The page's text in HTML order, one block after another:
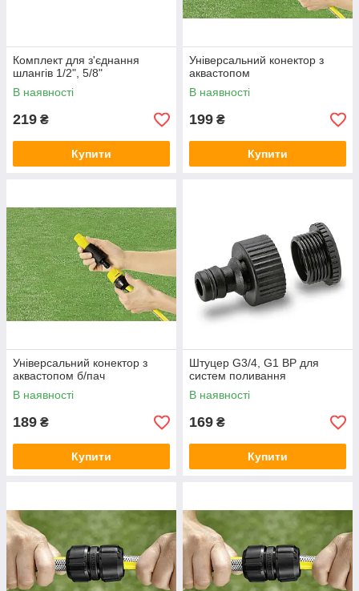
Комплект для з'єднання
шлангів 1/2", 5/8"
В наявності
219 ₴
Купити
Універсальний конектор з
аквастопом
В наявності
199 ₴
Купити
Універсальний конектор з
аквастопом б/пач
В наявності
189 ₴
Купити
Штуцер G3/4, G1 ВР для
систем поливання
В наявності
169 ₴
Купити